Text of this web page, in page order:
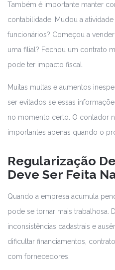
Também é importante manter
contabilidade. Mudou a
funcionários? Começou a
uma filial? Fechou um contrato
pode ter impacto fiscal.
Muitas multas e aumentos
ser evitados se essas
no momento certo. O contador
importantes apenas quando o
Regularização
Deve Ser Feita
Quando a empresa acumula
pode se tornar mais trabalhosa.
inconsistências cadastrais e
dificultar financiamentos,
com fornecedores.